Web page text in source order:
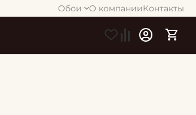
Обои О компанииКонтакты